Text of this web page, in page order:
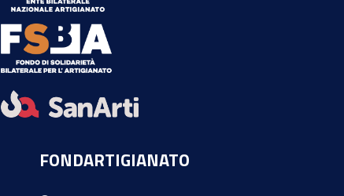
FONDARTIGIANATO